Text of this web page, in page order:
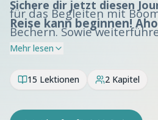
für das Begleiten mit
Bechern. Sowie
rund um das Piraten-
Sichere dir jetzt diesen
Reise kann beginnen!
Mehr lesen
15 Lektionen 2 Kapitel